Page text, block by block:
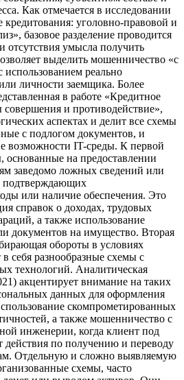
Как отмечается в исследовании
уголовно-правовой и
базовое разделение проводится
умысла получить
выделить мошенничество «с
реально
личности заемщика. Более
в работе «Кредитное
и противодействие»,
аспектах и делит все схемы
с подлогом документов, и
возможности IT-среды. К первой
основанные на предоставлении
заведомо ложных сведений или
подтверждающих
или наличие обеспечения. Это
справок о доходах, трудовых
а также использование
документов на имущество. Вторая
обороты в условиях
себя разнообразные схемы с
технологий. Аналитическая
акцентирует внимание на таких
данных для оформления
скомпрометированных
а также мошенничество с
инженерии, когда клиент под
действия по получению и переводу
Отдельную и сложно выявляемую
схемы, часто